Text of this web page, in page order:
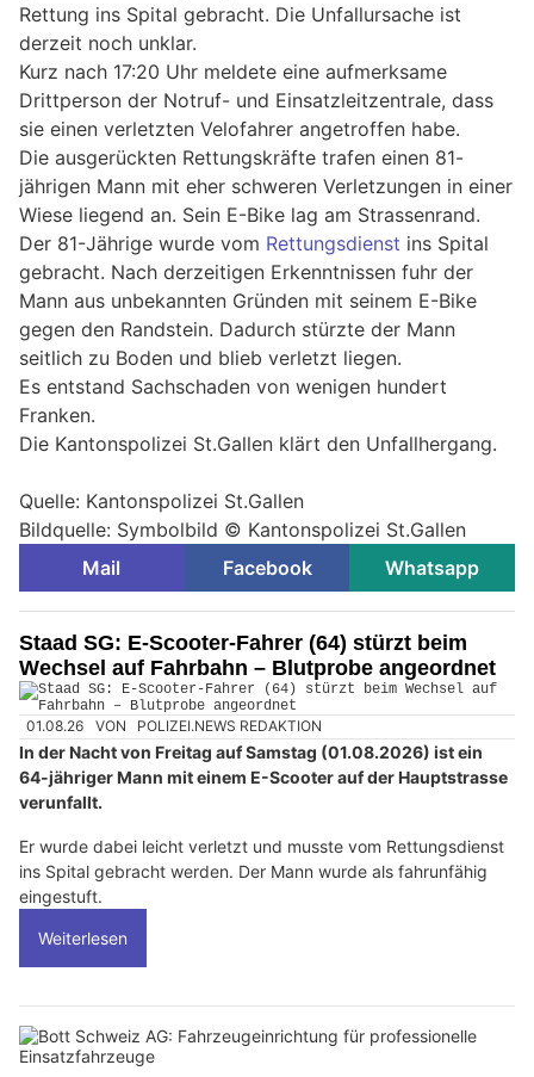
Rettung ins Spital gebracht. Die Unfallursache ist
derzeit noch unklar.
Kurz nach 17:20 Uhr meldete eine aufmerksame
Drittperson der Notruf- und Einsatzleitzentrale, dass
sie einen verletzten Velofahrer angetroffen habe.
Die ausgerückten Rettungskräfte trafen einen 81-
jährigen Mann mit eher schweren Verletzungen in einer
Wiese liegend an. Sein E-Bike lag am Strassenrand.
Der 81-Jährige wurde vom Rettungsdienst ins Spital
gebracht. Nach derzeitigen Erkenntnissen fuhr der
Mann aus unbekannten Gründen mit seinem E-Bike
gegen den Randstein. Dadurch stürzte der Mann
seitlich zu Boden und blieb verletzt liegen.
Es entstand Sachschaden von wenigen hundert
Franken.
Die Kantonspolizei St.Gallen klärt den Unfallhergang.
Quelle: Kantonspolizei St.Gallen
Bildquelle: Symbolbild © Kantonspolizei St.Gallen
Mail
Facebook Whatsapp
Staad SG: E-Scooter-Fahrer (64) stürzt beim
Wechsel auf Fahrbahn – Blutprobe angeordnet
01.08.26 VON POLIZEI.NEWS REDAKTION
In der Nacht von Freitag auf Samstag (01.08.2026) ist ein
64-jähriger Mann mit einem E-Scooter auf der Hauptstrasse
verunfallt.
Er wurde dabei leicht verletzt und musste vom Rettungsdienst
ins Spital gebracht werden. Der Mann wurde als fahrunfähig
eingestuft.
Weiterlesen